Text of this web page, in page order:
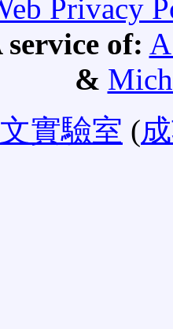
Privacy
service of:
&
實驗室 (